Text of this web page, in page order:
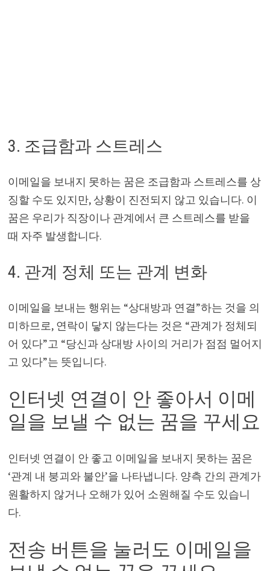
3. 조급함과 스트레스
이메일을 보내지 못하는 꿈은 조급함과 스트레스를 상
징할 수도 있지만, 상황이 진전되지 않고 있습니다. 이
꿈은 우리가 직장이나 관계에서 큰 스트레스를 받을
때 자주 발생합니다.
4. 관계 정체 또는 관계 변화
이메일을 보내는 행위는 “상대방과 연결”하는 것을 의
미하므로, 연락이 닿지 않는다는 것은 “관계가 정체되
어 있다”고 “당신과 상대방 사이의 거리가 점점 멀어지
고 있다”는 뜻입니다.
인터넷 연결이 안 좋아서 이메
일을 보낼 수 없는 꿈을 꾸세요
인터넷 연결이 안 좋고 이메일을 보내지 못하는 꿈은
‘관계 내 붕괴와 불안’을 나타냅니다. 양측 간의 관계가
원활하지 않거나 오해가 있어 소원해질 수도 있습니
다.
전송 버튼을 눌러도 이메일을